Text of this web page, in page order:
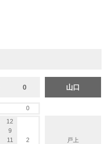
0 山口
0
12
9
11
2 戸上